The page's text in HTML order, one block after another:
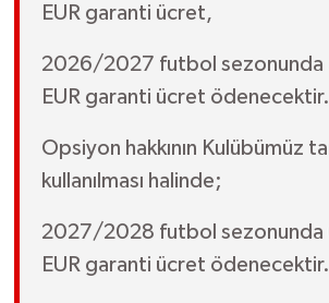
EUR garanti ücret,
2026/2027 futbol
EUR garanti ücret ödenecektir.
Opsiyon hakkının Kulübümüz
kullanılması halinde;
2027/2028 futbol
EUR garanti ücret ödenecektir.